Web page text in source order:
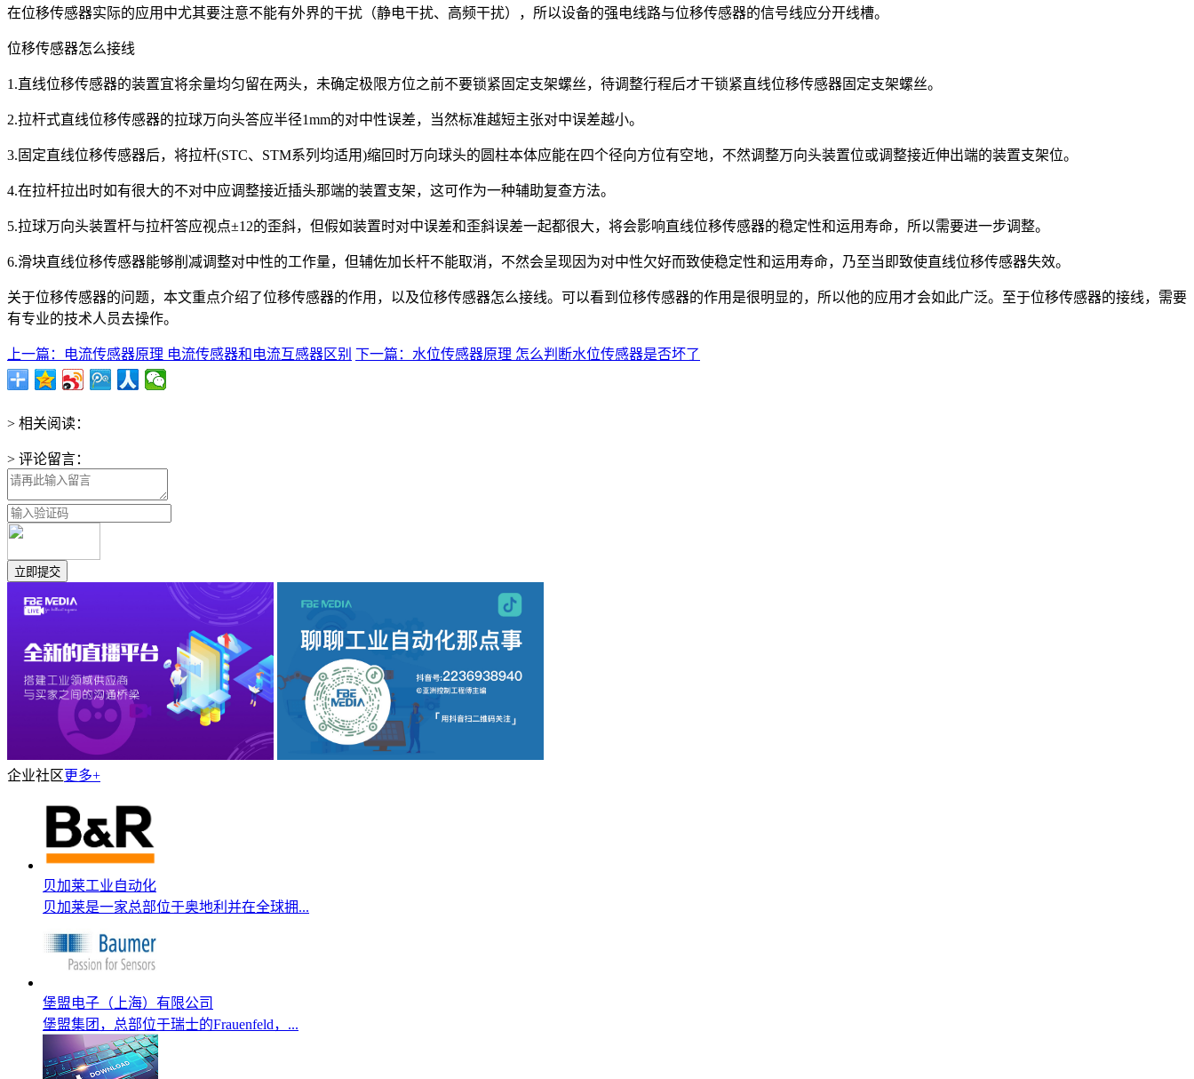
在位移传感器实际的应用中尤其要注意不能有外界的干扰（静电干扰、高频干扰），所以设备的强电线路与位移传感器的信号线应分开线槽。
位移传感器怎么接线
1.直线位移传感器的装置宜将余量均匀留在两头，未确定极限方位之前不要锁紧固定支架螺丝，待调整行程后才干锁紧直线位移传感器固定支架螺丝。
2.拉杆式直线位移传感器的拉球万向头答应半径1mm的对中性误差，当然标准越短主张对中误差越小。
3.固定直线位移传感器后，将拉杆(STC、STM系列均适用)缩回时万向球头的圆柱本体应能在四个径向方位有空地，不然调整万向头装置位或调整接近伸出端的装置支架位。
4.在拉杆拉出时如有很大的不对中应调整接近插头那端的装置支架，这可作为一种辅助复查方法。
5.拉球万向头装置杆与拉杆答应视点±12的歪斜，但假如装置时对中误差和歪斜误差一起都很大，将会影响直线位移传感器的稳定性和运用寿命，所以需要进一步调整。
6.滑块直线位移传感器能够削减调整对中性的工作量，但辅佐加长杆不能取消，不然会呈现因为对中性欠好而致使稳定性和运用寿命，乃至当即致使直线位移传感器失效。
关于位移传感器的问题，本文重点介绍了位移传感器的作用，以及位移传感器怎么接线。可以看到位移传感器的作用是很明显的，所以他的应用才会如此广泛。至于位移传感器的接线，需要
有专业的技术人员去操作。
上一篇：电流传感器原理 电流传感器和电流互感器区别 下一篇：水位传感器原理 怎么判断水位传感器是否坏了
> 相关阅读：
> 评论留言：
企业社区更多+
贝加莱工业自动化
贝加莱是一家总部位于奥地利并在全球拥...
堡盟电子（上海）有限公司
堡盟集团，总部位于瑞士的Frauenfeld，...